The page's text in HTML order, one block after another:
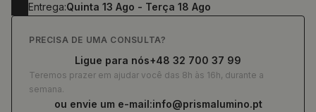
Entrega:Quinta 13 Ago - Terça 18 Ago
PRECISA DE UMA CONSULTA?
Ligue para nós+48 32 700 37 99
Teremos prazer em ajudar você das 8h às 16h, durante a
semana.
ou envie um e-mail:info@prismalumino.pt